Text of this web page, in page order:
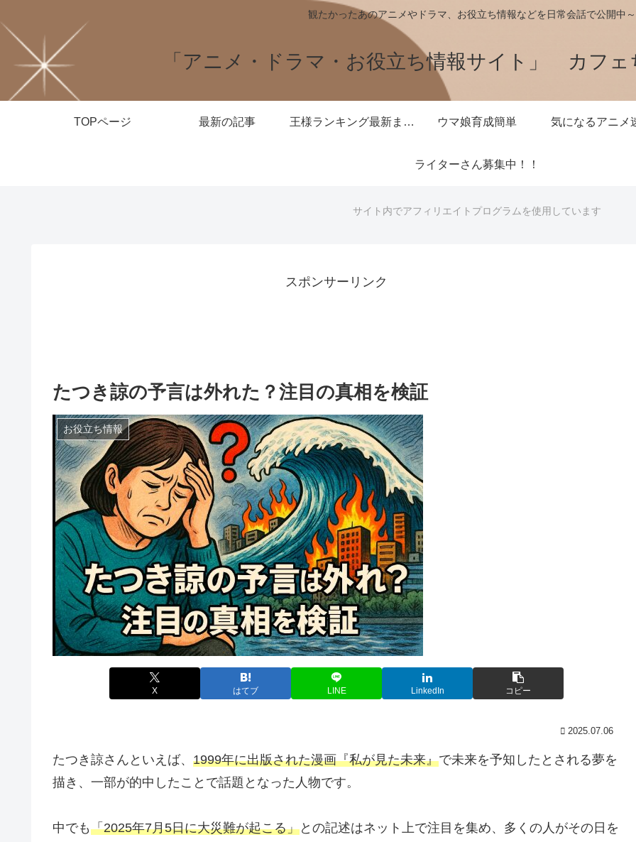
観たかったあのアニメやドラマ、お役立ち情報などを日常会話で公開中～
「アニメ・ドラマ・お役立ち情報サイト」 カフェ
TOPページ 最新の記事 王様ランキング最新まとめ ウマ娘育成簡単 気になるアニメ
ライターさん募集中！！
サイト内でアフィリエイトプログラムを使用しています
スポンサーリンク
たつき諒の予言は外れた？注目の真相を検証
お役立ち情報
X はてブ LINE LinkedIn コピー
2025.07.06
たつき諒さんといえば、 1999年に出版された漫画『私が見た未来』で未来を予知したとされる夢を
描き、一部が的中したことで話題となった人物です。
中でも「2025年7月5日に大災難が起こる」との記述はネット上で注目を集め、多くの人がその日を